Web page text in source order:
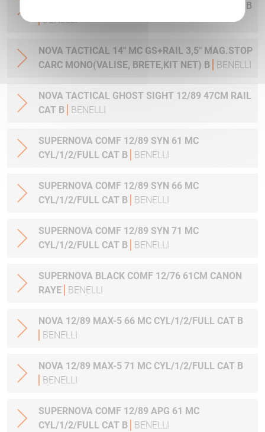
MAG.STOP CARC MONO(VAL BRETEL, KIT NET) B
BENELLI
NOVA TACTICAL 14" MC GS+RAIL 3,5" MAG.STOP
CARC MONO(VALISE, BRETE,KIT NET) B
BENELLI
NOVA TACTICAL GHOST SIGHT 12/89 47CM RAIL
CAT B
BENELLI
SUPERNOVA COMF 12/89 SYN 61 MC
CYL/1/2/FULL CAT B
BENELLI
SUPERNOVA COMF 12/89 SYN 66 MC
CYL/1/2/FULL CAT B
BENELLI
SUPERNOVA COMF 12/89 SYN 71 MC
CYL/1/2/FULL CAT B
BENELLI
SUPERNOVA BLACK COMF 12/76 61CM CANON
RAYE
BENELLI
NOVA 12/89 MAX-5 66 MC CYL/1/2/FULL CAT B
BENELLI
NOVA 12/89 MAX-5 71 MC CYL/1/2/FULL CAT B
BENELLI
SUPERNOVA COMF 12/89 APG 61 MC
CYL/1/2/FULL CAT B
BENELLI